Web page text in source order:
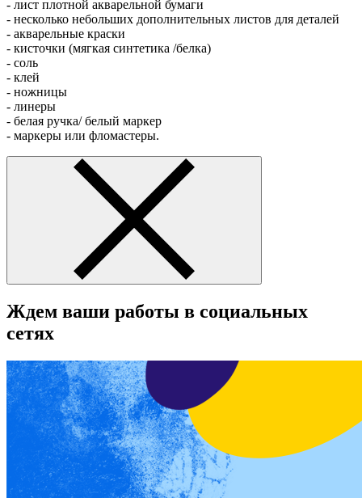
- лист плотной акварельной бумаги
- несколько небольших дополнительных листов для деталей
- акварельные краски
- кисточки (мягкая синтетика /белка)
- соль
- клей
- ножницы
- линеры
- белая ручка/ белый маркер
- маркеры или фломастеры.
Ждем ваши работы в социальных
сетях